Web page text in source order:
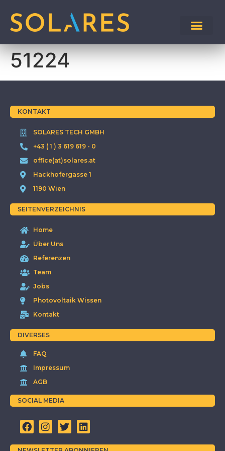
51224
KONTAKT
SOLARES TECH GMBH
+43 ( 1 ) 3 619 619 - 0
office(at)solares.at
Hackhofergasse 1
1190 Wien
SEITENVERZEICHNIS
Home
Über Uns
Referenzen
Team
Jobs
Photovoltaik Wissen
Kontakt
DIVERSES
FAQ
Impressum
AGB
SOCIAL MEDIA